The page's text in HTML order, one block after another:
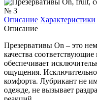
Описание Характеристики
Описание
Презервативы On – это
качества
обеспечивает
ощущения.
комфорта. Лубрикант не
одежде, не вызывает